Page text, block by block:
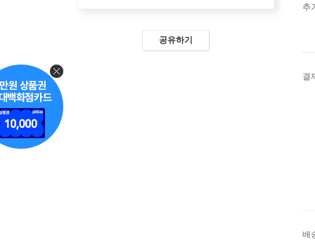
공유하기
추
결
배